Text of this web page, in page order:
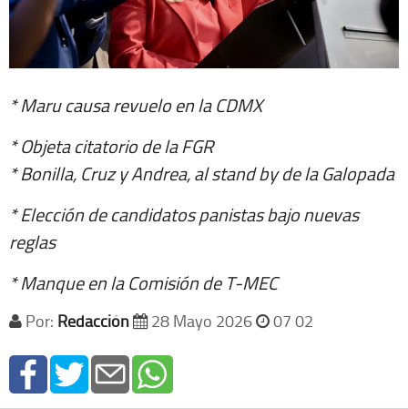
* Maru causa revuelo en la CDMX
* Objeta citatorio de la FGR
* Bonilla, Cruz y Andrea, al stand by de la Galopada
* Elección de candidatos panistas bajo nuevas
reglas
* Manque en la Comisión de T-MEC
Por: Redacción 28 Mayo 2026 07 02